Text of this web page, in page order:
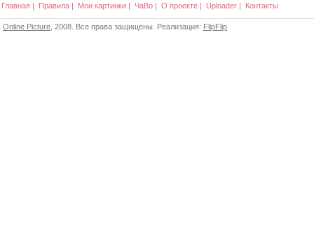
Главная | Правила | Мои картинки | ЧаВо | О проекте | Uploader | Контакты
Online Picture , 2008. Все права защищены. Реализация: FlipFlip